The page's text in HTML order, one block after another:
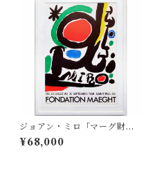
ジョアン・ミロ「マーグ財団
美術館展」
¥68,000